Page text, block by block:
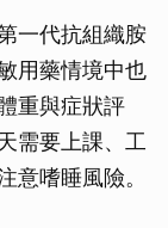
一代抗組織胺
用藥情境中也
重與症狀評
需要上課、工
意嗜睡風險。